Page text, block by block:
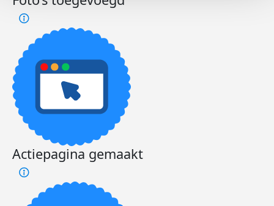
Actiepagina gemaakt